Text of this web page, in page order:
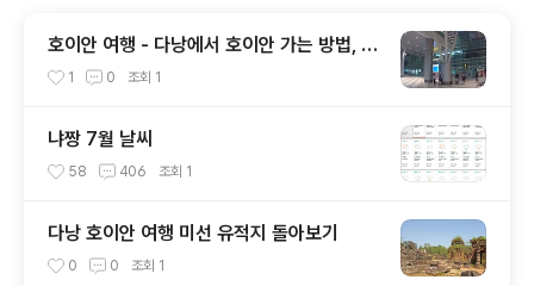
호이안 여행 - 다낭에서 호이안 가는 방법, 다
낭 여행지도
1 0 조회 1
냐짱 7월 날씨
58 406 조회 1
다낭 호이안 여행 미선 유적지 돌아보기
0 0 조회 1